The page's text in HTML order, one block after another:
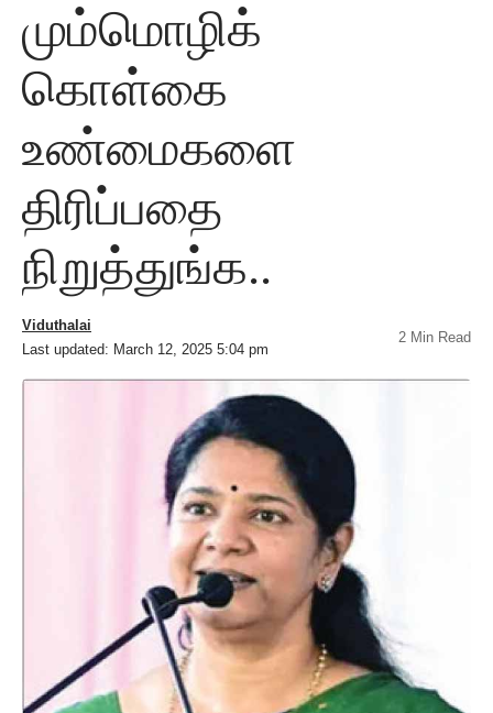
மும்மொழிக்
கொள்கை
உண்மைகளை
திரிப்பதை
நிறுத்துங்க..
Last updated: March 12, 2025 5:04 pm
Viduthalai
2 Min Read